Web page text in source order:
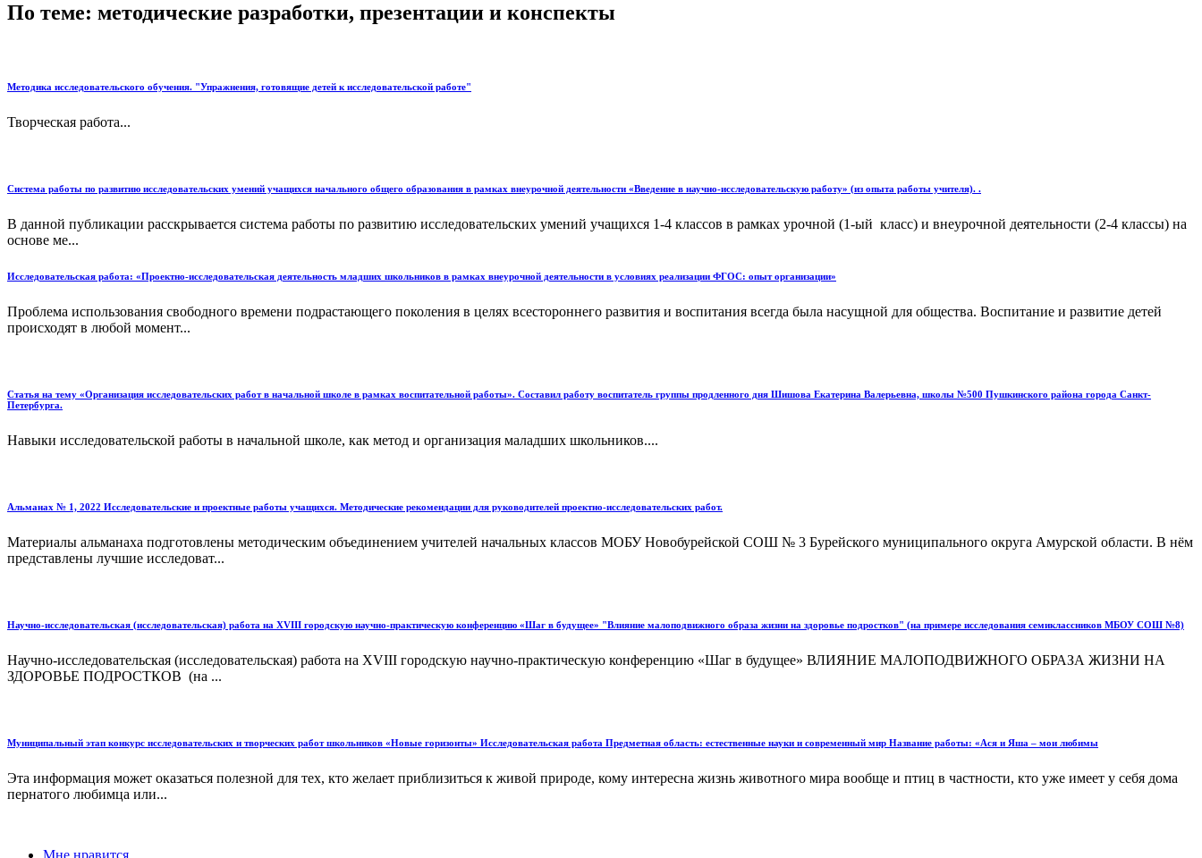
По теме: методические разработки, презентации и конспекты
Методика исследовательского обучения. "Упражнения, готовящие детей к исследовательской работе"
Творческая работа...
Система работы по развитию исследовательских умений учащихся начального общего образования в рамках внеурочной деятельности «Введение в научно-исследовательскую работу» (из опыта работы учителя). .
В данной публикации расскрывается система работы по развитию исследовательских умений учащихся 1-4 классов в рамках урочной (1-ый класс) и внеурочной деятельности (2-4 классы) на
основе ме...
Исследовательская работа: «Проектно-исследовательская деятельность младших школьников в рамках внеурочной деятельности в условиях реализации ФГОС: опыт организации»
Проблема использования свободного времени подрастающего поколения в целях всестороннего развития и воспитания всегда была насущной для общества. Воспитание и развитие детей
происходят в любой момент...
Статья на тему «Организация исследовательских работ в начальной школе в рамках воспитательной работы». Составил работу воспитатель группы продленного дня Шишова Екатерина Валерьевна, школы №500 Пушкинского района города Санкт-
Петербурга.
Навыки исследовательской работы в начальной школе, как метод и организация маладших школьников....
Альманах № 1, 2022 Исследовательские и проектные работы учащихся. Методические рекомендации для руководителей проектно-исследовательских работ.
Материалы альманаха подготовлены методическим объединением учителей начальных классов МОБУ Новобурейской СОШ № 3 Бурейского муниципального округа Амурской области. В нём
представлены лучшие исследоват...
Научно-исследовательская (исследовательская) работа на XVIII городскую научно-практическую конференцию «Шаг в будущее» "Влияние малоподвижного образа жизни на здоровье подростков" (на примере исследования семиклассников МБОУ СОШ №8)
Научно-исследовательская (исследовательская) работа на XVIII городскую научно-практическую конференцию «Шаг в будущее» ВЛИЯНИЕ МАЛОПОДВИЖНОГО ОБРАЗА ЖИЗНИ НА
ЗДОРОВЬЕ ПОДРОСТКОВ (на ...
Муниципальный этап конкурс исследовательских и творческих работ школьников «Новые горизонты» Исследовательская работа Предметная область: естественные науки и современный мир Название работы: «Ася и Яша – мои любимы
Эта информация может оказаться полезной для тех, кто желает приблизиться к живой природе, кому интересна жизнь животного мира вообще и птиц в частности, кто уже имеет у себя дома
пернатого любимца или...
Мне нравится